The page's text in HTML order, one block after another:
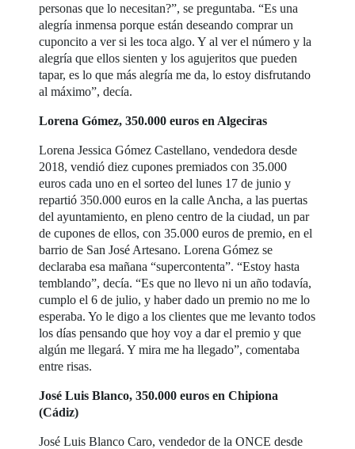
personas que lo necesitan?”, se preguntaba. “Es una
alegría inmensa porque están deseando comprar un
cuponcito a ver si les toca algo. Y al ver el número y la
alegría que ellos sienten y los agujeritos que pueden
tapar, es lo que más alegría me da, lo estoy disfrutando
al máximo”, decía.
Lorena Gómez, 350.000 euros en Algeciras
Lorena Jessica Gómez Castellano, vendedora desde
2018, vendió diez cupones premiados con 35.000
euros cada uno en el sorteo del lunes 17 de junio y
repartió 350.000 euros en la calle Ancha, a las puertas
del ayuntamiento, en pleno centro de la ciudad, un par
de cupones de ellos, con 35.000 euros de premio, en el
barrio de San José Artesano. Lorena Gómez se
declaraba esa mañana “supercontenta”. “Estoy hasta
temblando”, decía. “Es que no llevo ni un año todavía,
cumplo el 6 de julio, y haber dado un premio no me lo
esperaba. Yo le digo a los clientes que me levanto todos
los días pensando que hoy voy a dar el premio y que
algún me llegará. Y mira me ha llegado”, comentaba
entre risas.
José Luis Blanco, 350.000 euros en Chipiona
(Cádiz)
José Luis Blanco Caro, vendedor de la ONCE desde